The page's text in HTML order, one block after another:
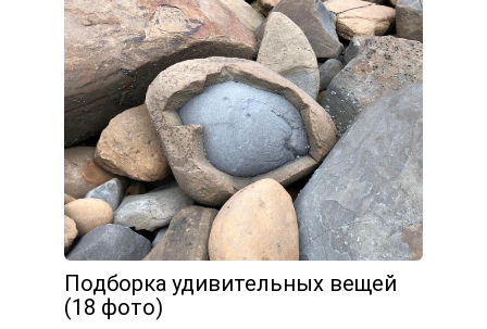
Подборка удивительных вещей
(18 фото)